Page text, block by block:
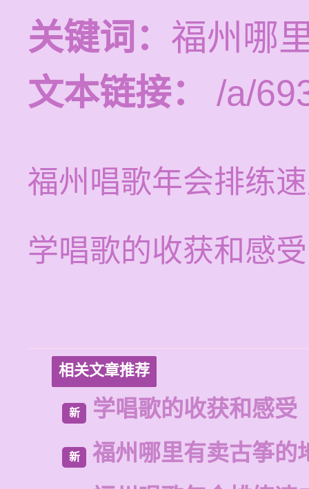
关键词： 福州哪
文本链接：
/a/
福州唱歌年会排练
学唱歌的收获和感受
相关文章推荐
新 学唱歌的收获和感受
新
福州哪里有卖古筝的